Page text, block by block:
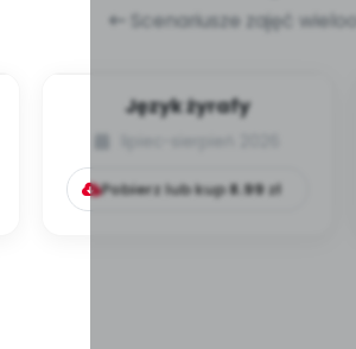
Scenariusze zajęć
Język żyrafy
Pobierz lub kup8.99zł